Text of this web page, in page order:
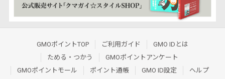
GMOポイントTOP ご利用ガイド
GMO IDとは
ためる・つかう
GMOポイントアンケート
GMOポイントモール
ポイント通帳 GMO ID設定
ヘルプ